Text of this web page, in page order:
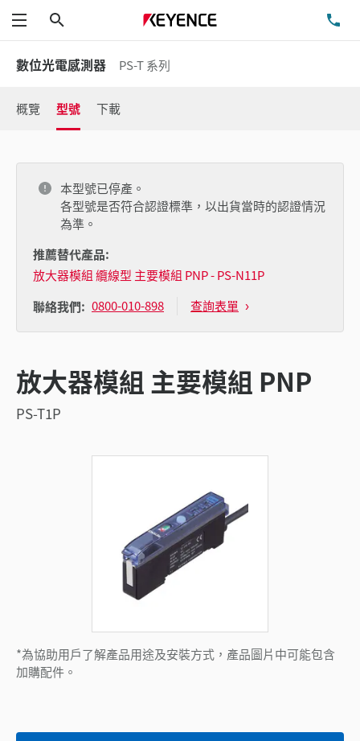
功能表
數位光電感測器 PS-T 系列
概覽 型號 下載
本型號已停產。
各型號是否符合認證標準，以出貨當時的認證情況
為準。
推薦替代產品:
放大器模組 纜線型 主要模組 PNP - PS-N11P
聯絡我們: 0800-010-898 查詢表單
放大器模組 主要模組 PNP
PS-T1P
*為協助用戶了解產品用途及安裝方式，產品圖片中可能包含
加購配件。